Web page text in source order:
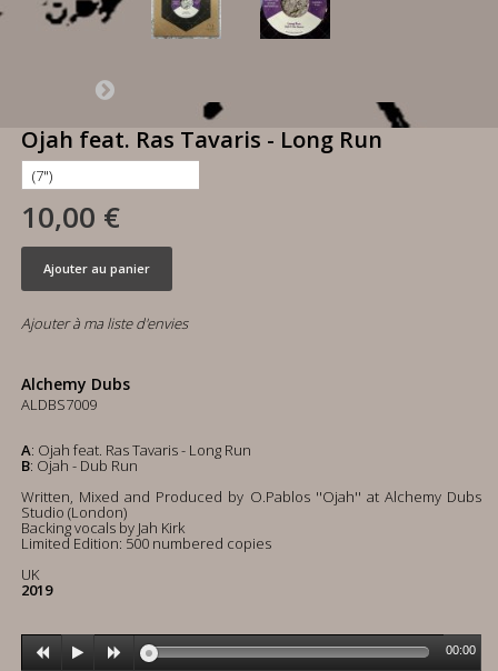
Ojah feat. Ras Tavaris - Long Run
10,00 €
Ajouter au panier
Ajouter à ma liste d'envies
Alchemy Dubs
ALDBS7009
A: Ojah feat. Ras Tavaris - Long Run
B: Ojah - Dub Run
Written, Mixed and Produced by O.Pablos ''Ojah'' at Alchemy Dubs
Studio (London)
Backing vocals by Jah Kirk
Limited Edition: 500 numbered copies
UK
2019
00:00